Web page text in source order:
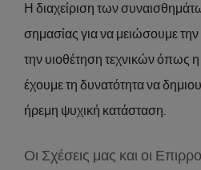
Η διαχείριση των
σημασίας για να μειώσουμε
την υιοθέτηση τεχνικών όπως η
έχουμε τη δυνατότητα να
ήρεμη ψυχική κατάσταση.
Οι Σχέσεις μας και οι